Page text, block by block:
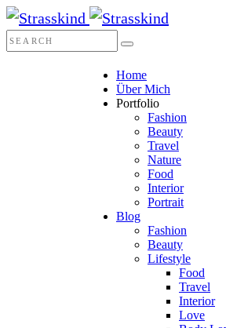
Home
Über Mich
Portfolio
Fashion
Beauty
Travel
Nature
Food
Interior
Portrait
Blog
Fashion
Beauty
Lifestyle
Food
Travel
Interior
Love